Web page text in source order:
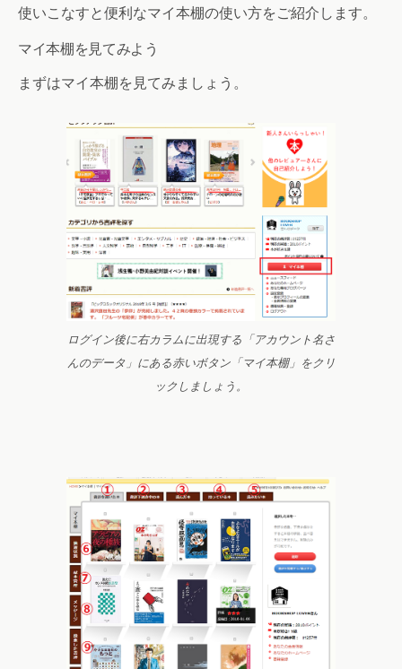
使いこなすと便利なマイ本棚の使い方をご紹介します。
マイ本棚を見てみよう
まずはマイ本棚を見てみましょう。
ログイン後に右カラムに出現する「アカウント名さ
んのデータ」にある赤いボタン「マイ本棚」をクリ
ックしましょう。